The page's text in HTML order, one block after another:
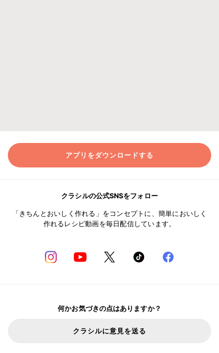
アプリをダウンロードする
クラシルの公式SNSをフォロー
「きちんとおいしく作れる」をコンセプトに、簡単においしく
作れるレシピ動画を毎日配信しています。
何かお気づきの点はありますか？
クラシルに意見を送る